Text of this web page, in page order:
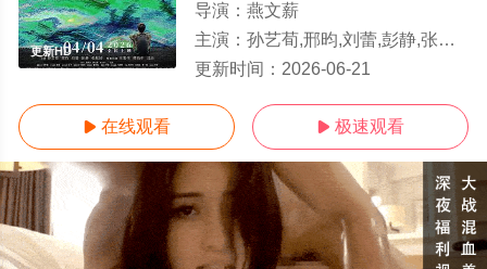
更新HD
导演： 燕文薪
主演： 孙艺荀,邢昀,刘蕾,彭静,张献民,王宏伟,谭伯牛,刘治,王丽
更新时间： 2026-06-21
 在线观看  极速观看